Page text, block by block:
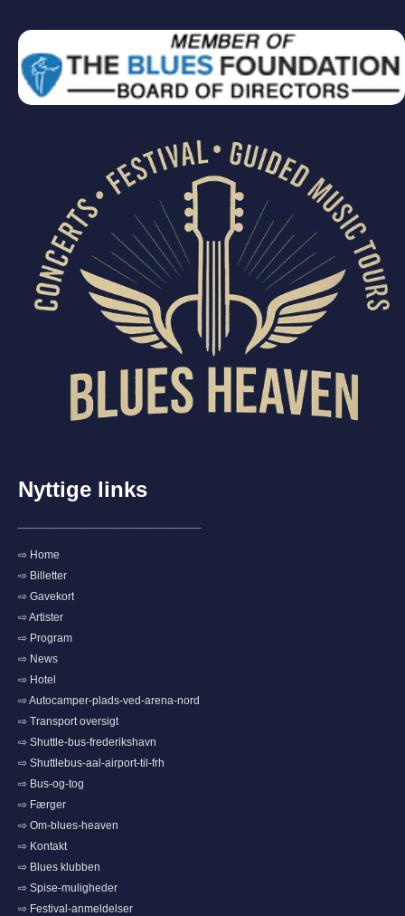
Nyttige links
⇨ Home
⇨ Billetter
⇨ Gavekort
⇨ Artister
⇨ Program
⇨ News
⇨ Hotel
⇨ Autocamper-plads-ved-arena-nord
⇨ Transport oversigt
⇨ Shuttle-bus-frederikshavn
⇨ Shuttlebus-aal-airport-til-frh
⇨ Bus-og-tog
⇨ Færger
⇨ Om-blues-heaven
⇨ Kontakt
⇨ Blues klubben
⇨ Spise-muligheder
⇨ Festival-anmeldelser